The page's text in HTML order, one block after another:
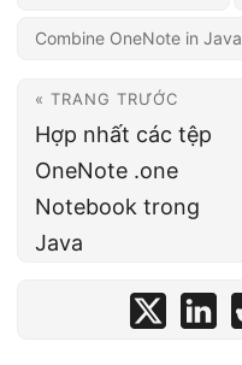
Combine OneNote in Java
« TRANG TRƯỚC
Hợp nhất các tệp
OneNote .one
Notebook trong
Java